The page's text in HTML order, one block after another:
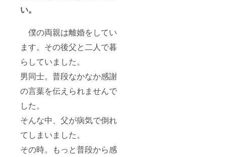
い。
僕の両親は離婚をしてい
ます。その後父と二人で暮
らしていました。
男同士。普段なかなか感謝
の言葉を伝えられませんで
した。
そんな中、父が病気で倒れ
てしまいました。
その時。もっと普段から感